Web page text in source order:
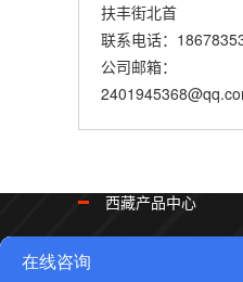
扶丰街北首
联系电话：
公司邮箱：
西藏产品中心